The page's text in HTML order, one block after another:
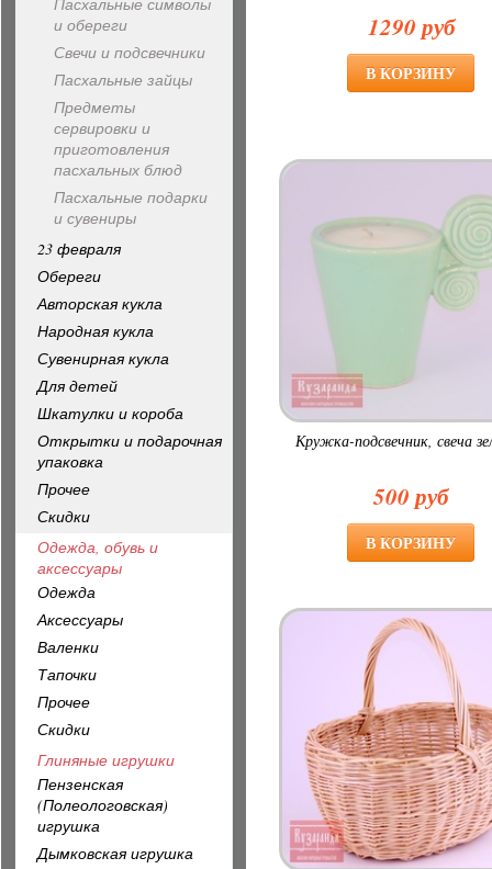
1290 руб
Кружка-подсвечник, свеча
500 руб
и обереги
Свечи и подсвечники
Пасхальные зайцы
Предметы
сервировки и
приготовления
пасхальных блюд
Пасхальные подарки
и сувениры
23 февраля
Обереги
Авторская кукла
Народная кукла
Сувенирная кукла
Для детей
Шкатулки и короба
Открытки и подарочная
упаковка
Прочее
Скидки
Одежда, обувь и
аксессуары
Одежда
Аксессуары
Валенки
Тапочки
Прочее
Скидки
Глиняные игрушки
Пензенская
(Полеологовская)
игрушка
Дымковская игрушка